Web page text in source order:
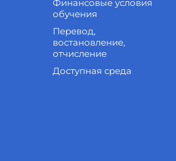
Финансовые условия
обучения
Перевод,
востановление,
отчисление
Доступная среда